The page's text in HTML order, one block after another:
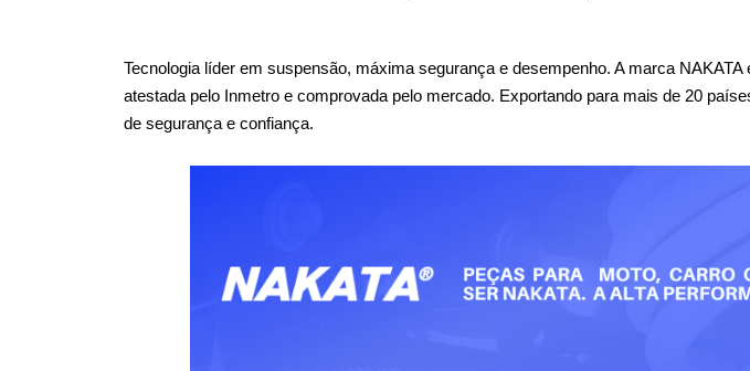
Tecnologia líder em suspensão, máxima segurança e desempenho. A marca
atestada pelo Inmetro e comprovada pelo mercado. Exportando para mais de 20
de segurança e confiança.